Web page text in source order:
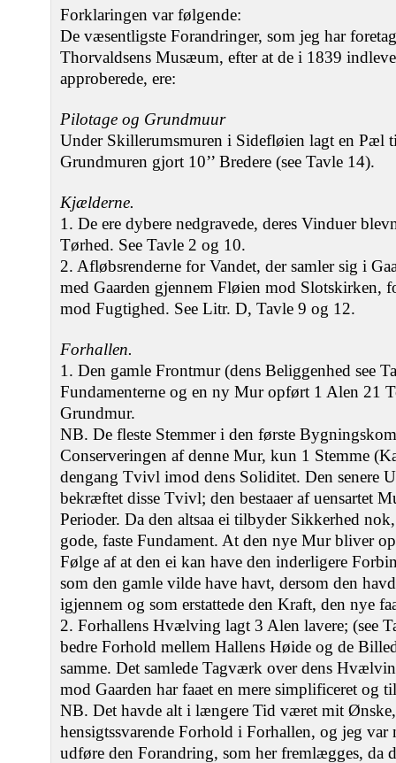
Forklaringen var følgende:
De væsentligste Forandringer, som jeg har
Thorvaldsens Musæum, efter at de i 1839
approberede, ere:
Pilotage og Grundmuur
Under Skillerumsmuren i Sidefløien lagt en Pæl
Grundmuren gjort 10’’ Bredere (see Tavle 14).
Kjælderne.
1. De ere dybere nedgravede, deres Vinduer
Tørhed. See Tavle 2 og 10.
2. Afløbsrenderne for Vandet, der samler sig i
med Gaarden gjennem Fløien mod Slotskirken,
mod Fugtighed. See Litr. D, Tavle 9 og 12.
Forhallen.
1. Den gamle Frontmur (dens Beliggenhed see
Fundamenterne og en ny Mur opført 1 Alen 21
Grundmur.
NB. De fleste Stemmer i den første
Conserveringen af denne Mur, kun 1 Stemme
dengang Tvivl imod dens Soliditet. Den senere
bekræftet disse Tvivl; den bestaaer af uensartet
Perioder. Da den altsaa ei tilbyder Sikkerhed
gode, faste Fundament. At den nye Mur bliver
Følge af at den ei kan have den inderligere
som den gamle vilde have havt, dersom den
igjennem og som erstattede den Kraft, den nye
2. Forhallens Hvælving lagt 3 Alen lavere; (see
bedre Forhold mellem Hallens Høide og de
samme. Det samlede Tagværk over dens
mod Gaarden har faaet en mere simplificeret og
NB. Det havde alt i længere Tid været mit Ønske,
hensigtssvarende Forhold i Forhallen, og jeg
udføre den Forandring, som her fremlægges, da